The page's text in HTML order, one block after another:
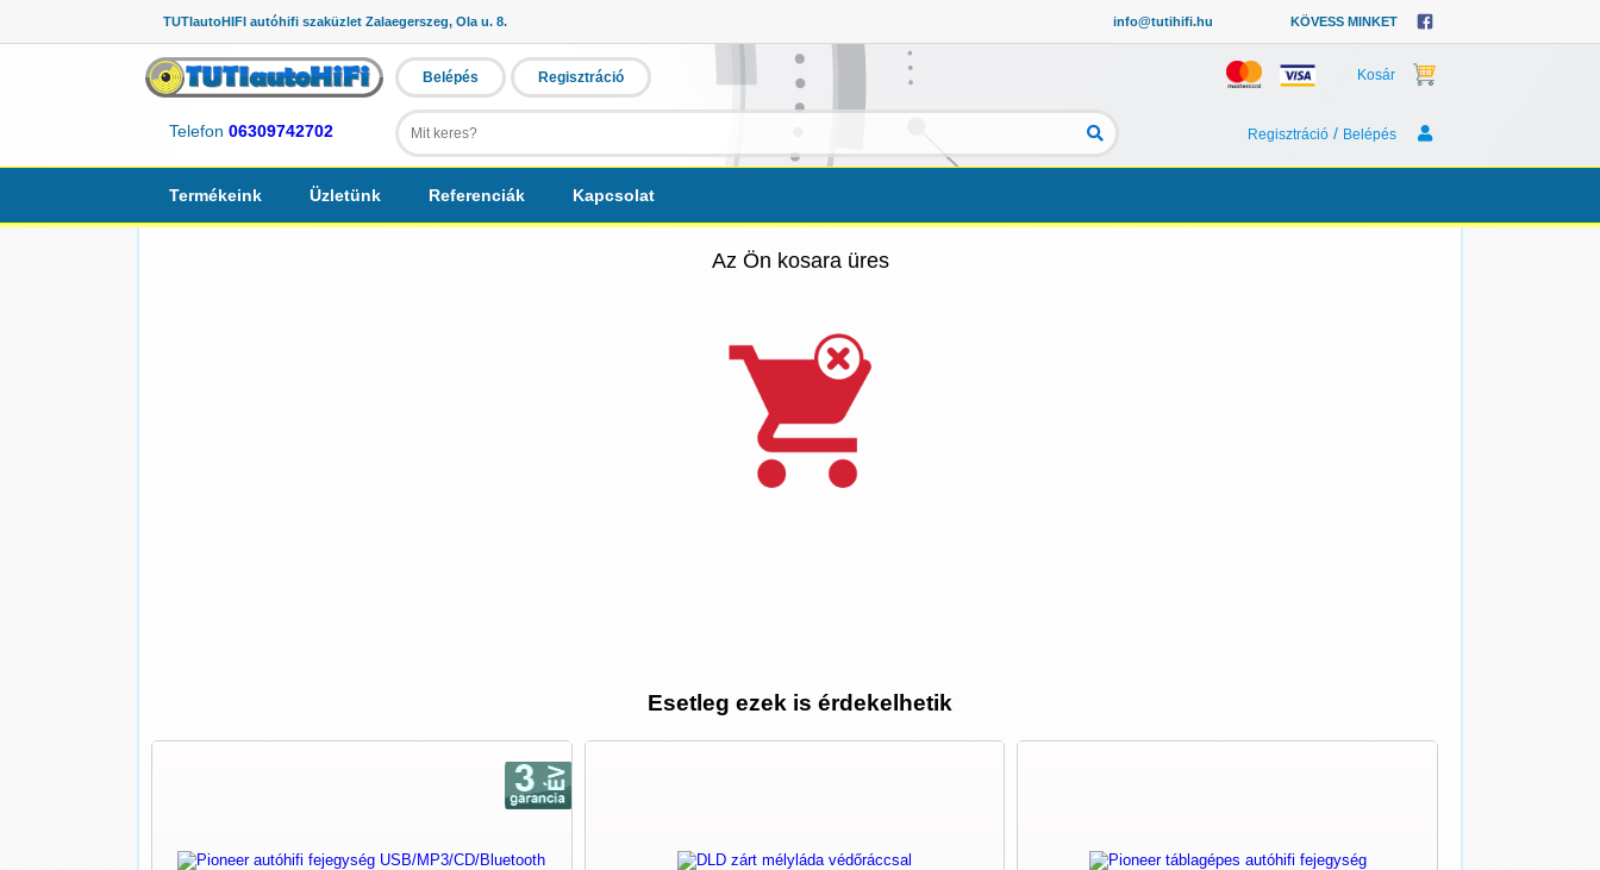
TUTIautoHIFI autóhifi szaküzlet Zalaegerszeg, Ola u. 8. info@tutihifi.hu KÖVESS MINKET
Telefon 06309742702
Belépés Regisztráció Kosár
Regisztráció / Belépés
Termékeink Üzletünk Referenciák Kapcsolat
Az Ön kosara üres
Esetleg ezek is érdekelhetik